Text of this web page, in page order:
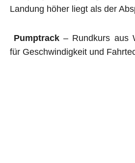
Landung höher liegt als der
Pumptrack – Rundkurs aus
für Geschwindigkeit und